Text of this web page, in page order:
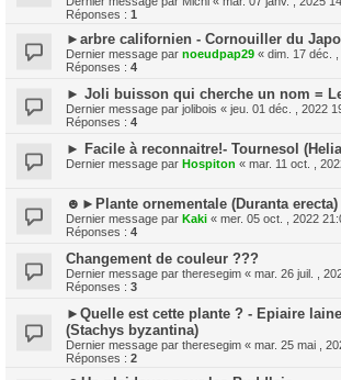
Réponses : 1
►arbre californien - Cornouiller du
Dernier message par noeudpap29 « dim. 17 déc.
Réponses : 4
► Joli buisson qui cherche un nom =
Dernier message par jolibois « jeu. 01 déc. , 2022
Réponses : 4
► Facile à reconnaitre!- Tournesol
Dernier message par Hospiton « mar. 11 oct. ,
☻►Plante ornementale (Duranta erecta)
Dernier message par Kaki « mer. 05 oct. , 2022
Réponses : 4
Changement de couleur ???
Dernier message par theresegim « mar. 26 juil. ,
Réponses : 3
►Quelle est cette plante ? - Epiaire
(Stachys byzantina)
Dernier message par theresegim « mar. 25 mai ,
Réponses : 2